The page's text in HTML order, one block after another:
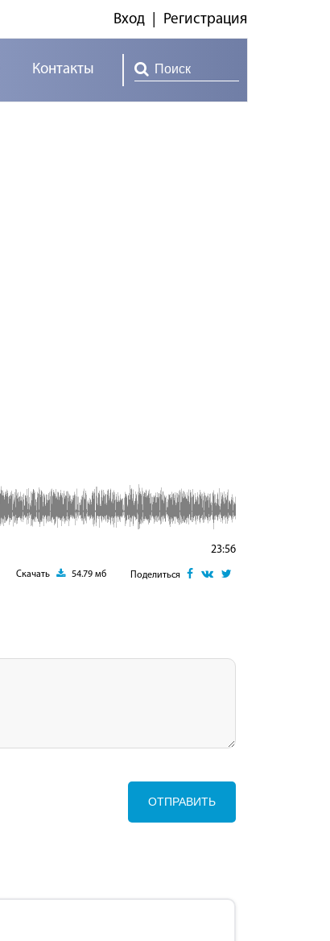
Контакты
Вход Регистрация
23:56
Скачать 54.79 мб Поделиться
ОТПРАВИТЬ